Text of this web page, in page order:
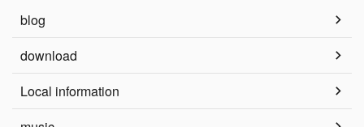
blog
download
Local information